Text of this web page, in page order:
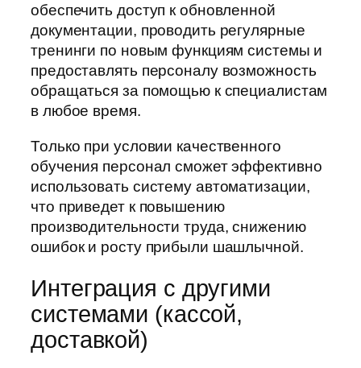
обеспечить доступ к обновленной
документации, проводить регулярные
тренинги по новым функциям системы и
предоставлять персоналу возможность
обращаться за помощью к специалистам
в любое время.
Только при условии качественного
обучения персонал сможет эффективно
использовать систему автоматизации,
что приведет к повышению
производительности труда, снижению
ошибок и росту прибыли шашлычной.
Интеграция с другими
системами (кассой,
доставкой)